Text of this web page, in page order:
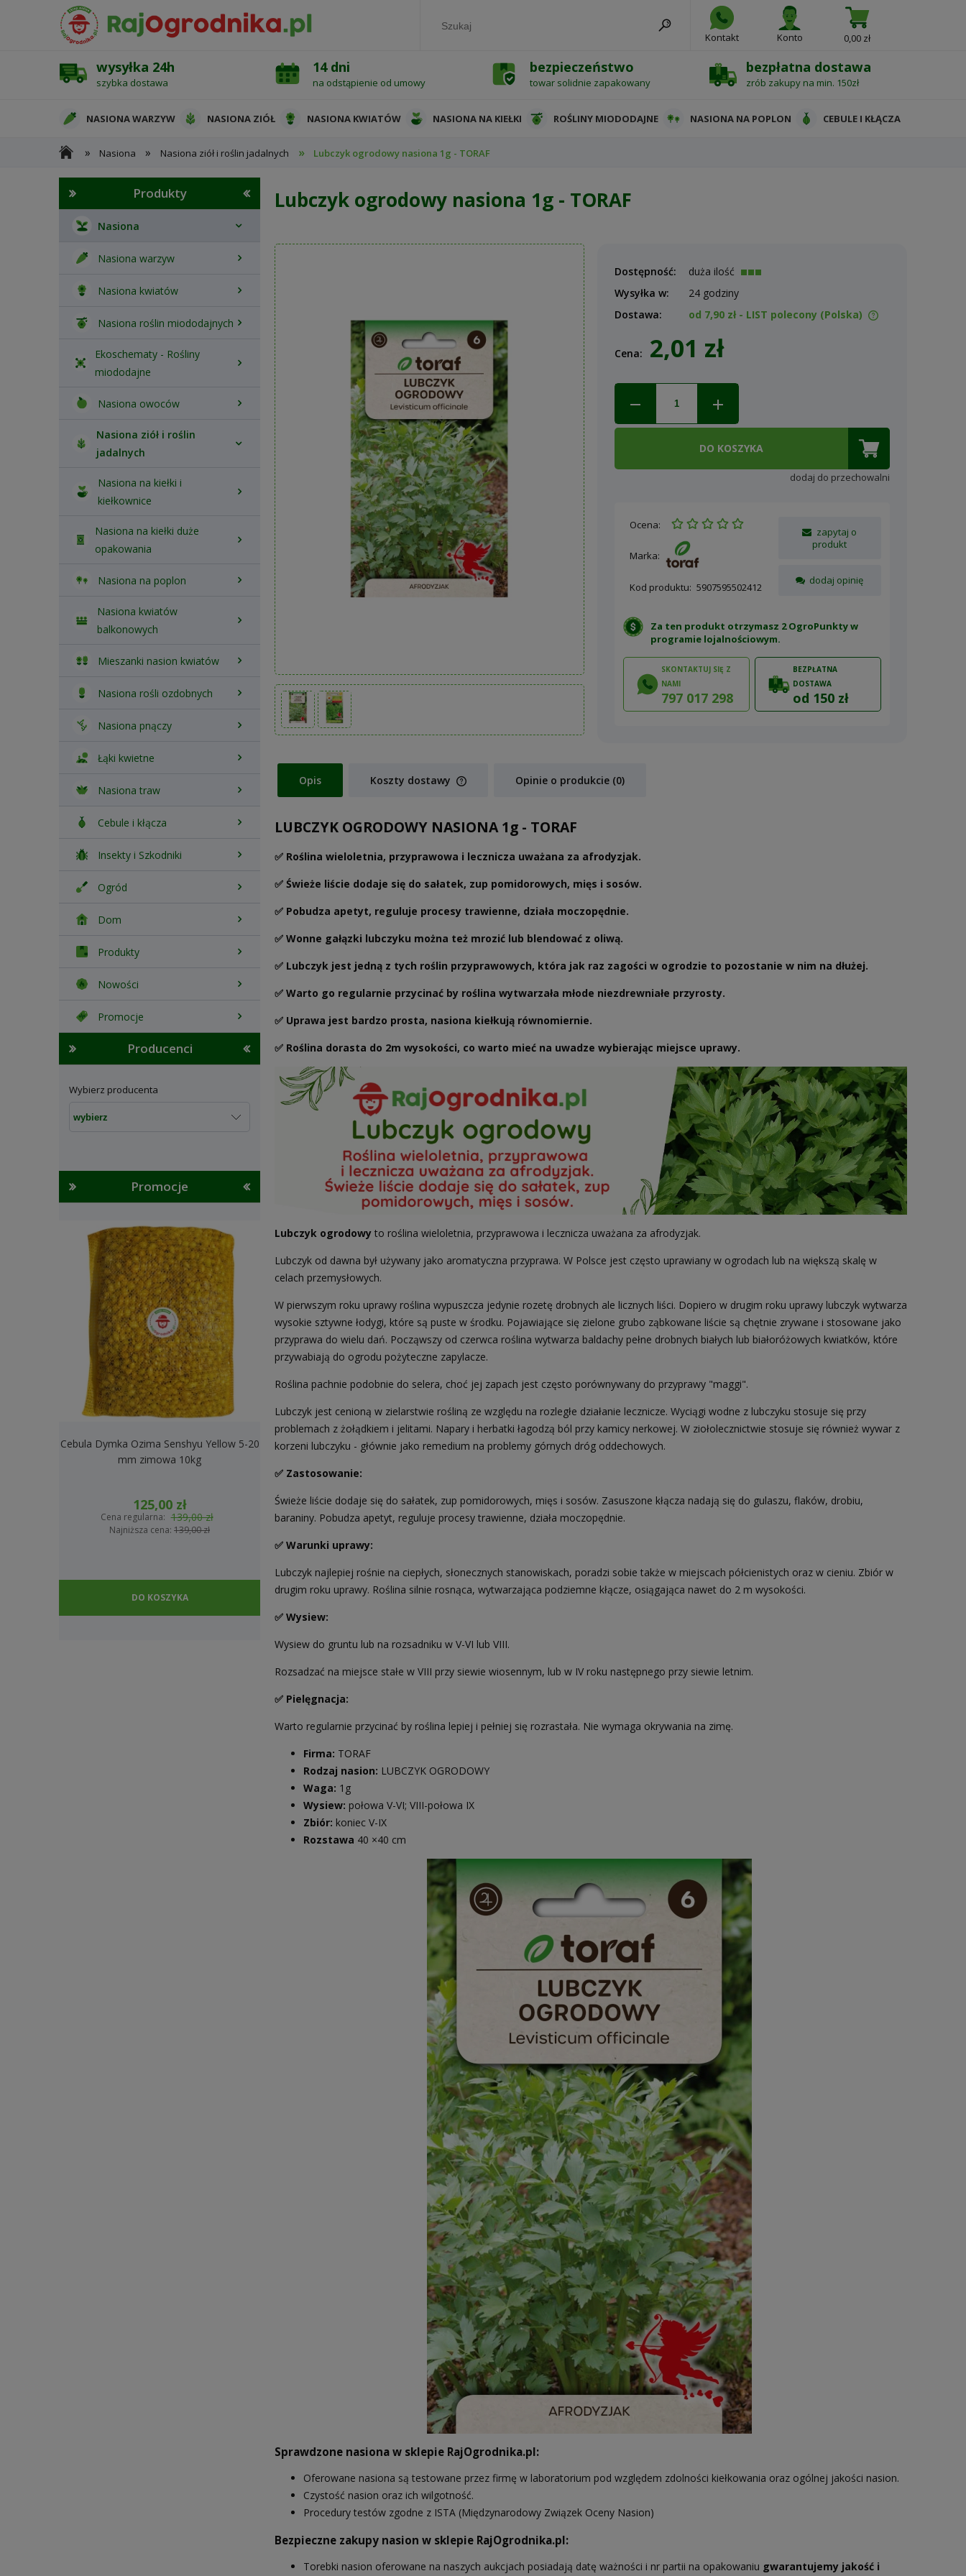
Kontakt Konto 0,00 zł
wysyłka 24h
szybka dostawa
14 dni
na odstąpienie od umowy
bezpieczeństwo
towar solidnie zapakowany
bezpłatna dostawa
zrób zakupy na min. 150zł
NASIONA WARZYW NASIONA ZIÓŁ NASIONA KWIATÓW NASIONA NA KIEŁKI ROŚLINY MIODODAJNE NASIONA NA POPLON CEBULE I KŁĄCZA
OCHRONA ROŚLIN
» Nasiona » Nasiona ziół i roślin jadalnych » Lubczyk ogrodowy nasiona 1g - TORAF
Produkty
Nasiona
Nasiona warzyw
Nasiona kwiatów
Nasiona roślin miododajnych
Ekoschematy - Rośliny
miododajne
Nasiona owoców
Nasiona ziół i roślin
jadalnych
Nasiona na kiełki i
kiełkownice
Nasiona na kiełki duże
opakowania
Nasiona na poplon
Nasiona kwiatów
balkonowych
Mieszanki nasion kwiatów
Nasiona rośli ozdobnych
Nasiona pnączy
Łąki kwietne
Nasiona traw
Cebule i kłącza
Insekty i Szkodniki
Ogród
Dom
Produkty
Nowości
Promocje
Producenci
Wybierz producenta
Promocje
Cebula Dymka Ozima Senshyu Yellow 5-20
mm zimowa 10kg
125,00 zł
Cena regularna: 139,00 zł
Najniższa cena: 139,00 zł
DO KOSZYKA
Cebula Dymka Senshyu Yellow Ozima 20-
105,00 zł
Cena regularna: 139,00 zł
DO KOSZYKA
Lubczyk ogrodowy nasiona 1g - TORAF
Dostępność:
duża ilość
Wysyłka w:
24 godziny
Dostawa:
od 7,90 zł - LIST polecony (Polska)
Cena nie zawiera ewentualnych
kosztów płatności
Cena: 2,01 zł
DO KOSZYKA
dodaj do przechowalni
Ocena:
Marka:
Kod produktu: 5907595502412
zapytaj o
produkt
dodaj opinię
Za ten produkt otrzymasz 2 OgroPunkty w
programie lojalnościowym.
SKONTAKTUJ SIĘ Z
NAMI
797 017 298
BEZPŁATNA
DOSTAWA
od 150 zł
Opis Koszty dostawy
płatności
Opinie o produkcie (0)
LUBCZYK OGRODOWY NASIONA 1g - TORAF
✅ Roślina wieloletnia, przyprawowa i lecznicza uważana za afrodyzjak.
✅ Świeże liście dodaje się do sałatek, zup pomidorowych, mięs i sosów.
✅ Pobudza apetyt, reguluje procesy trawienne, działa moczopędnie.
✅ Wonne gałązki lubczyku można też mrozić lub blendować z oliwą.
✅ Lubczyk jest jedną z tych roślin przyprawowych, która jak raz zagości w ogrodzie to pozostanie w nim na dłużej.
✅ Warto go regularnie przycinać by roślina wytwarzała młode niezdrewniałe przyrosty.
✅ Uprawa jest bardzo prosta, nasiona kiełkują równomiernie.
✅ Roślina dorasta do 2m wysokości, co warto mieć na uwadze wybierając miejsce uprawy.
Lubczyk ogrodowy to roślina wieloletnia, przyprawowa i lecznicza uważana za afrodyzjak.
Lubczyk od dawna był używany jako aromatyczna przyprawa. W Polsce jest często uprawiany w ogrodach lub na większą skalę w
celach przemysłowych.
W pierwszym roku uprawy roślina wypuszcza jedynie rozetę drobnych ale licznych liści. Dopiero w drugim roku uprawy lubczyk wytwarza
wysokie sztywne łodygi, które są puste w środku. Pojawiające się zielone grubo ząbkowane liście są chętnie zrywane i stosowane jako
przyprawa do wielu dań. Począwszy od czerwca roślina wytwarza baldachy pełne drobnych białych lub białoróżowych kwiatków, które
przywabiają do ogrodu pożyteczne zapylacze.
Roślina pachnie podobnie do selera, choć jej zapach jest często porównywany do przyprawy "maggi".
Lubczyk jest cenioną w zielarstwie rośliną ze względu na rozległe działanie lecznicze. Wyciągi wodne z lubczyku stosuje się przy
problemach z żołądkiem i jelitami. Napary i herbatki łagodzą ból przy kamicy nerkowej. W ziołolecznictwie stosuje się również wywar z
korzeni lubczyku - głównie jako remedium na problemy górnych dróg oddechowych.
✅ Zastosowanie:
Świeże liście dodaje się do sałatek, zup pomidorowych, mięs i sosów. Zasuszone kłącza nadają się do gulaszu, flaków, drobiu,
baraniny. Pobudza apetyt, reguluje procesy trawienne, działa moczopędnie.
✅ Warunki uprawy:
Lubczyk najlepiej rośnie na ciepłych, słonecznych stanowiskach, poradzi sobie także w miejscach półcienistych oraz w cieniu. Zbiór w
drugim roku uprawy. Roślina silnie rosnąca, wytwarzająca podziemne kłącze, osiągająca nawet do 2 m wysokości.
✅ Wysiew:
Wysiew do gruntu lub na rozsadniku w V-VI lub VIII.
Rozsadzać na miejsce stałe w VIII przy siewie wiosennym, lub w IV roku następnego przy siewie letnim.
✅ Pielęgnacja:
Warto regularnie przycinać by roślina lepiej i pełniej się rozrastała. Nie wymaga okrywania na zimę.
Firma: TORAF
Rodzaj nasion: LUBCZYK OGRODOWY
Waga: 1g
Wysiew: połowa V-VI; VIII-połowa IX
Zbiór: koniec V-IX
Rozstawa 40 ×40 cm
Sprawdzone nasiona w sklepie RajOgrodnika.pl:
Oferowane nasiona są testowane przez firmę w laboratorium pod względem zdolności kiełkowania oraz ogólnej jakości nasion.
Czystość nasion oraz ich wilgotność.
Procedury testów zgodne z ISTA (Międzynarodowy Związek Oceny Nasion)
Bezpieczne zakupy nasion w sklepie RajOgrodnika.pl:
Torebki nasion oferowane na naszych aukcjach posiadają datę ważności i nr partii na opakowaniu gwarantujemy jakość i